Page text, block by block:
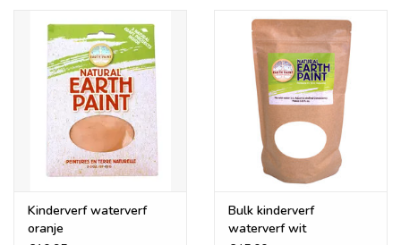
Ingrediënten: natuurlijke minerale pigmenten, biologische maïs
zetmeel, Arabische gom
Mensen met allergieën hebben weinig tot geen kans op
huidreacties.
Verder zeer geschikt voor in scholen en kinderopvang.
Kinderverf waterverf
oranje
Bulk kinderverf
waterverf wit